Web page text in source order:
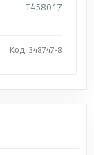
T458017
Код: 348747-8